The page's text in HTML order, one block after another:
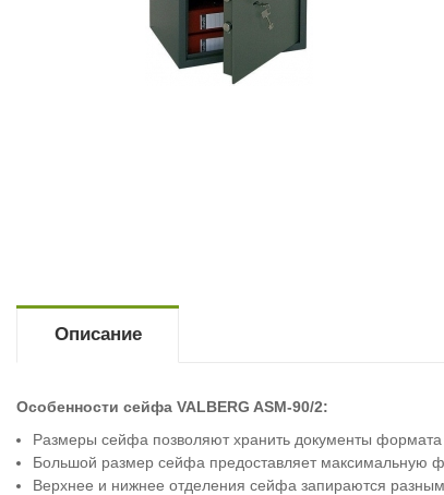
Описание
Особенности сейфа VALBERG ASM-90/2:
Размеры сейфа позволяют хранить документы формата
Большой размер сейфа предоставляет максимальную
Верхнее и нижнее отделения сейфа запираются